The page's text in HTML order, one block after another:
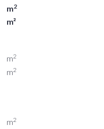
m2
m²
m2
m2
m2